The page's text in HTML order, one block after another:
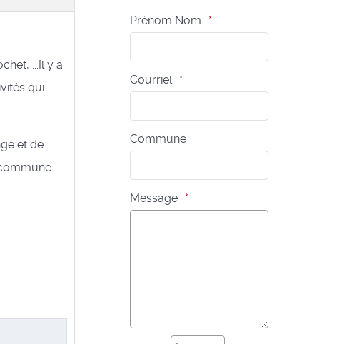
...Il y a
qui
et de
Prénom Nom
Courriel
Commune
Message